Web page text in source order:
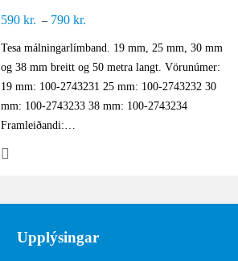
590kr. – 790kr.
through
Tesa málningarlímband. 19 mm, 25 mm, 30 mm
og 38 mm breitt og 50 metra langt. Vörunúmer:
19 mm: 100-2743231 25 mm: 100-2743232 30
mm: 100-2743233 38 mm: 100-2743234
Framleiðandi:…
Upplýsingar